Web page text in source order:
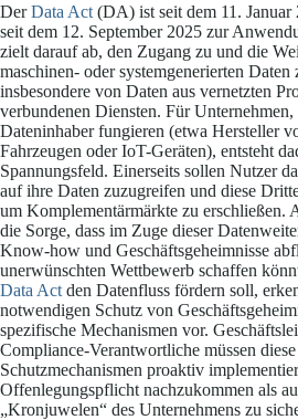
DerData Act (DA) ist seit dem 11.
seit dem 12. September 2025 zur
zielt darauf ab, den Zugang zu und die
maschinen- oder systemgenerierten Daten
insbesondere von Daten aus vernetzten
verbundenen Diensten. Für Unternehmen,
Dateninhaber fungieren (etwa Hersteller
Fahrzeugen oder IoT-Geräten), entsteht
Spannungsfeld. Einerseits sollen Nutzer
auf ihre Daten zuzugreifen und diese
um Komplementärmärkte zu erschließen.
die Sorge, dass im Zuge dieser
Know-how und Geschäftsgeheimnisse
unerwünschten Wettbewerb schaffen
Data Act den Datenfluss fördern soll,
notwendigen Schutz von
spezifische Mechanismen vor.
Compliance-Verantwortliche müssen diese
Schutzmechanismen proaktiv
Offenlegungspflicht nachzukommen als
„Kronjuwelen“ des Unternehmens zu